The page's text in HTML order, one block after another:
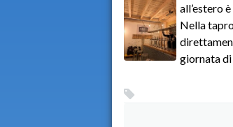
all’estero
Nella
giornata di